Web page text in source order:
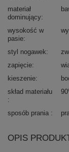
materiał
dominujący
wysokość w
pasie
styl nogawek
zapięcie
kieszenie
skład materiału
sposób prania
OPIS